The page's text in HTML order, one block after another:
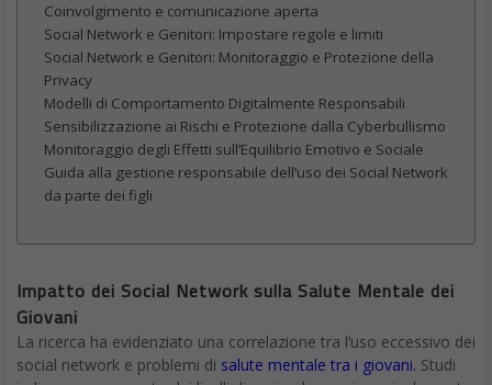
Coinvolgimento e comunicazione aperta
Social Network e Genitori: Impostare regole e limiti
Social Network e Genitori: Monitoraggio e Protezione della
Privacy
Modelli di Comportamento Digitalmente Responsabili
Sensibilizzazione ai Rischi e Protezione dalla Cyberbullismo
Monitoraggio degli Effetti sull’Equilibrio Emotivo e Sociale
Guida alla gestione responsabile dell’uso dei Social Network
da parte dei figli
Impatto dei Social Network sulla Salute Mentale dei
Giovani
La ricerca ha evidenziato una correlazione tra l’uso eccessivo dei
social network e problemi di salute mentale tra i giovani. Studi